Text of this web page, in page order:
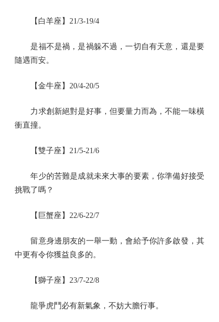
【白羊座】21/3-19/4
是福不是禍，是禍躲不過，一切自有天意，還是要
隨遇而安。
【金牛座】20/4-20/5
力求創新絕對是好事，但要量力而為，不能一味橫
衝直撞。
【雙子座】21/5-21/6
年少的苦難是成就未來大事的要素，你準備好接受
挑戰了嗎？
【巨蟹座】22/6-22/7
留意身邊朋友的一舉一動，會給予你許多啟發，其
中更有令你獲益良多的。
【獅子座】23/7-22/8
龍爭虎鬥必有新氣象，不妨大膽行事。